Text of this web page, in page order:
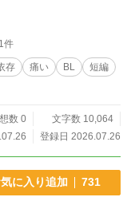
がします。 全体的に重
ーンライトノベルズでも
件
存 痛い BL
短編
数 0
文字数 10,064
登録日 2026.07.26
に入り追加 731